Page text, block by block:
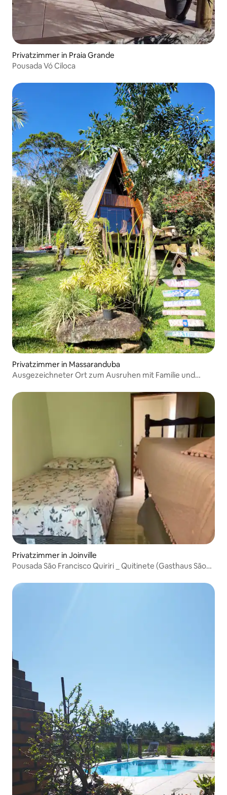
Privatzimmer in Praia Grande
Pousada Vó Ciloca
Privatzimmer in Massaranduba
Ausgezeichneter Ort zum Ausruhen mit Familie und
Privatzimmer in Joinville
Pousada São Francisco Quiriri _ Quitinete (Gasthaus São